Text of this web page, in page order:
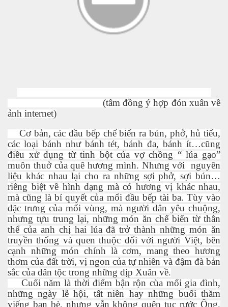
(tâm đồng ý hợp đón xuân về
ảnh internet)
Cơ bản, các đầu bếp chế biến ra bún, phở, hủ tiếu,
các loại bánh như bánh tét, bánh đa, bánh ít…cũng
điều xử dụng từ tinh bột của vợ chồng “ lúa gạo”
muôn thuở của quê hương mình. Nhưng với nguyên
liệu khác nhau lại cho ra những sợi phở, sợi bún…
riêng biệt về hình dạng mà có hương vị khác nhau,
mà cũng là bí quyết của mổi đầu bếp tài ba. Tùy vào
đặc trưng của mổi vùng, mà người dân yêu chuộng,
nhưng tựu trung lại, những món ăn chế biến từ thân
thể của anh chị hai lúa đã trở thành những món ăn
truyền thống và quen thuộc đối với người Việt, bên
cạnh những món chính là cơm, mang theo hương
thơm của đất trời, vị ngon của tự nhiên và đậm đà bản
sắc của dân tộc trong những dịp Xuân về.
Cuối năm là thời điểm bận rộn cùa mổi gia đình,
những ngày lễ hội, tất niên hay những buổi thăm
viếng bạn bè, nhưng vẫn không quên tục rước Ông,